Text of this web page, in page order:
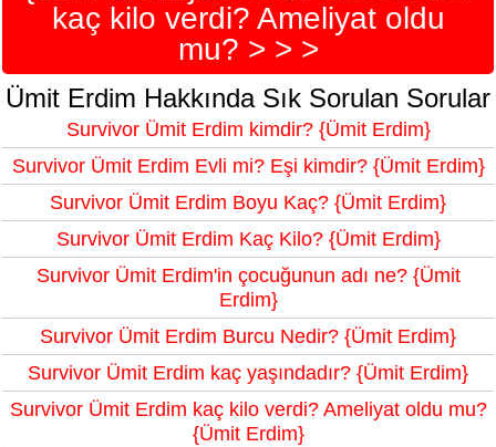
kaç kilo verdi? Ameliyat oldu
mu? > > >
Ümit Erdim Hakkında Sık Sorulan Sorular
Survivor Ümit Erdim kimdir? {Ümit Erdim}
Survivor Ümit Erdim Evli mi? Eşi kimdir? {Ümit Erdim}
Survivor Ümit Erdim Boyu Kaç? {Ümit Erdim}
Survivor Ümit Erdim Kaç Kilo? {Ümit Erdim}
Survivor Ümit Erdim'in çocuğunun adı ne? {Ümit
Erdim}
Survivor Ümit Erdim Burcu Nedir? {Ümit Erdim}
Survivor Ümit Erdim kaç yaşındadır? {Ümit Erdim}
Survivor Ümit Erdim kaç kilo verdi? Ameliyat oldu mu?
{Ümit Erdim}